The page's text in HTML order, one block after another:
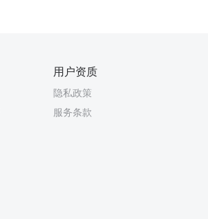
用户资质
隐私政策
服务条款